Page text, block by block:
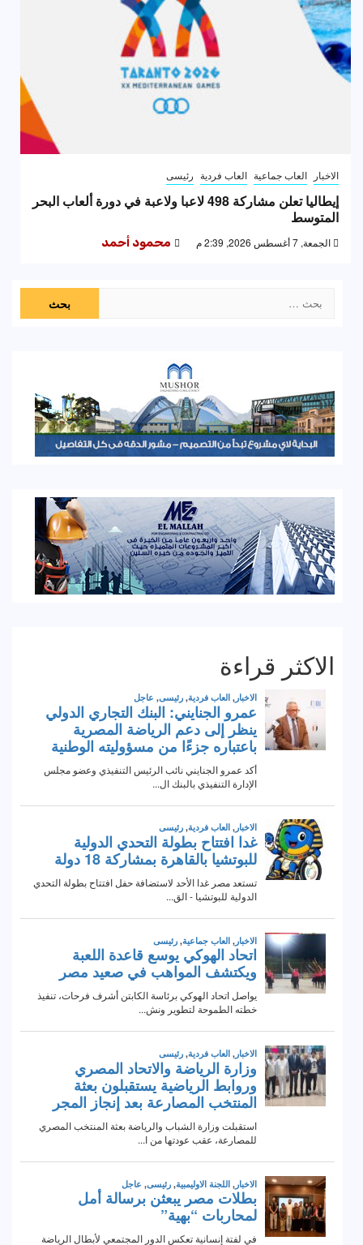
الاخبار العاب جماعية العاب فردية رئيسى
إيطاليا تعلن مشاركة 498 لاعبا ولاعبة في دورة ألعاب البحر
المتوسط
الجمعة, 7 أغسطس 2026, 2:39 م محمود أحمد
عن:
الاكثر قراءة